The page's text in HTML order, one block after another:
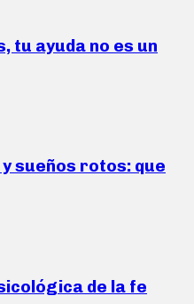
tu ayuda no es un
sueños rotos: que
de la fe